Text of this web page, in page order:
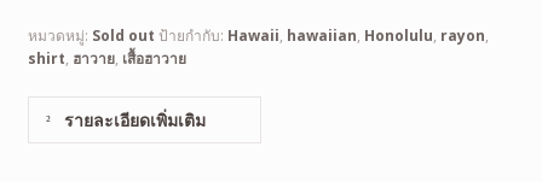
หมวดหมู่: Sold out ป้ายกำกับ: Hawaii, hawaiian, Honolulu, rayon,
shirt, ฮาวาย, เสื้อฮาวาย
รายละเอียดเพิ่มเติม